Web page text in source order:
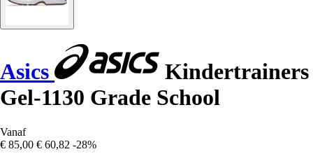
Asics
Kindertrainers
Gel-1130 Grade School
Vanaf
€ 85,00 € 60,82 -28%